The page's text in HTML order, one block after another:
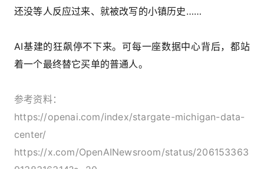
还没等人反应过来、就被改写的小镇历史……
AI基建的狂飙停不下来。可每一座数据中心背后，都站
着一个最终替它买单的普通人。
参考资料：
https://openai.com/index/stargate-michigan-data-
center/
https://x.com/OpenAINewsroom/status/206153363